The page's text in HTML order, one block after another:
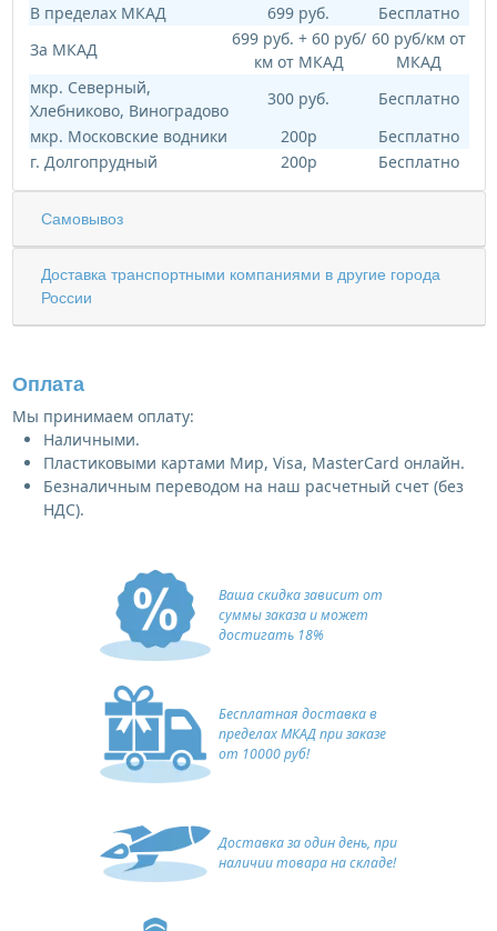
В пределах МКАД
699 руб.
Бесплатно
За МКАД
699 руб. + 60 руб/
км от МКАД
60 руб/км от
МКАД
мкр. Северный,
Хлебниково, Виноградово
300 руб.
Бесплатно
мкр. Московские водники
200р
Бесплатно
г. Долгопрудный
200р Бесплатно
Самовывоз
Доставка транспортными компаниями в другие города
России
Оплата
Мы принимаем оплату:
Наличными.
Пластиковыми картами Мир, Visa, MasterCard онлайн.
Безналичным переводом на наш расчетный счет (без
НДС).
Ваша скидка зависит от
суммы заказа и может
достигать 18%
Бесплатная доставка в
пределах МКАД при заказе
от 10000 руб!
Доставка за один день, при
наличии товара на складе!